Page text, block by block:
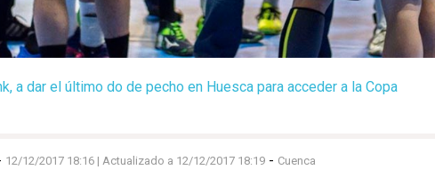
a dar el último do de pecho en Huesca para acceder a la Copa
12/12/2017 18:16 | Actualizado a 12/12/2017 18:19 - Cuenca